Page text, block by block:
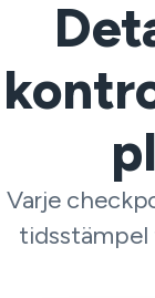
Varje
tidsstämpel